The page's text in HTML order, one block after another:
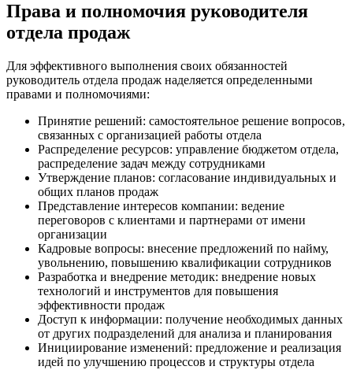
Права и полномочия руководителя
отдела продаж
Для эффективного выполнения своих обязанностей
руководитель отдела продаж наделяется определенными
правами и полномочиями:
Принятие решений: самостоятельное решение вопросов,
связанных с организацией работы отдела
Распределение ресурсов: управление бюджетом отдела,
распределение задач между сотрудниками
Утверждение планов: согласование индивидуальных и
общих планов продаж
Представление интересов компании: ведение
переговоров с клиентами и партнерами от имени
организации
Кадровые вопросы: внесение предложений по найму,
увольнению, повышению квалификации сотрудников
Разработка и внедрение методик: внедрение новых
технологий и инструментов для повышения
эффективности продаж
Доступ к информации: получение необходимых данных
от других подразделений для анализа и планирования
Инициирование изменений: предложение и реализация
идей по улучшению процессов и структуры отдела